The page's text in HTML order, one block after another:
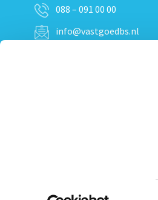
088 – 091 00 00
info@vastgoedbs.nl